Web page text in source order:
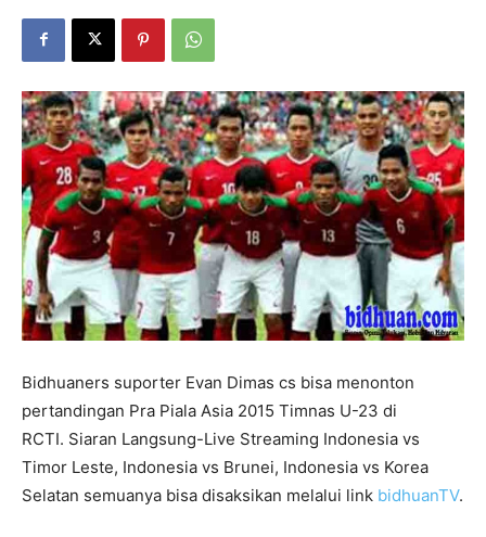
Bidhuaners suporter Evan Dimas cs bisa menonton
pertandingan Pra Piala Asia 2015 Timnas U-23 di
RCTI. Siaran Langsung-Live Streaming Indonesia vs
Timor Leste, Indonesia vs Brunei, Indonesia vs Korea
Selatan semuanya bisa disaksikan melalui link bidhuanTV.